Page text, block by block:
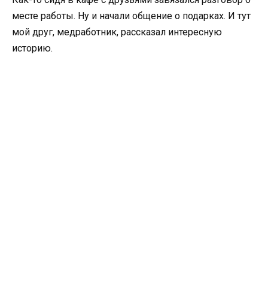
месте работы. Ну и начали общение о подарках. И тут
мой друг, медработник, рассказал интересную
историю.